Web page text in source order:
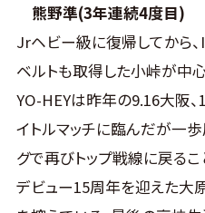
熊野準(3年連続4度目)
Jrヘビー級に復帰してから
ベルトも取得した小峠が中心
YO-HEYは昨年の9.16大阪
イトルマッチに臨んだが一
グで再びトップ戦線に戻るこ
デビュー15周年を迎えた大